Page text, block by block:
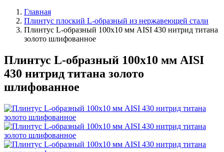
Главная
Плинтус плоский L-образный из нержавеющей стали
Плинтус L-образный 100х10 мм AISI 430 нитрид титана
золото шлифованное
Плинтус L-образный 100х10 мм AISI
430 нитрид титана золото
шлифованное